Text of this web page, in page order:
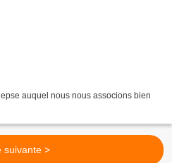
auquel nous nous associons bien
suivante >